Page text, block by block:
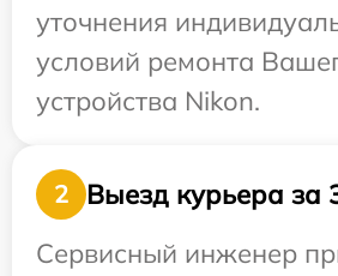
уточнения
условий ремонта
устройства Nikon.
2
Выезд курьера за
Сервисный инженер